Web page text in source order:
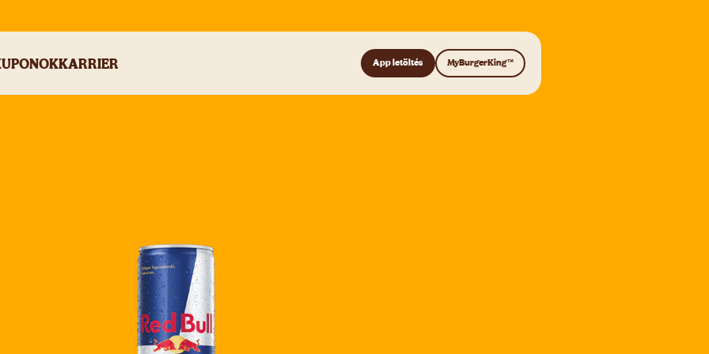
KARRIER App letöltés MyBurgerKing™